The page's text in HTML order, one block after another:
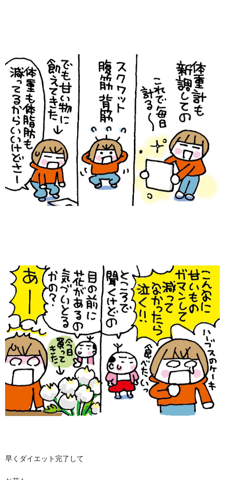
早くダイエット完了して